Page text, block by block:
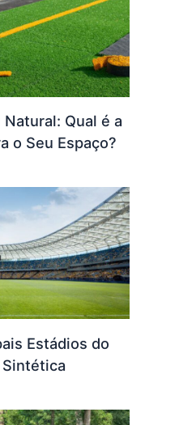
Qual é a
o Seu Espaço?
Estádios do
Sintética